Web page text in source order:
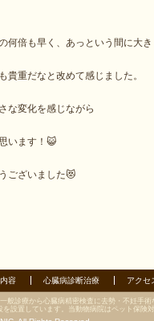
何倍も早く、あっという間に大
貴重だなと改めて感じました。
な変化を感じながら
います！😺
ございました😻
容 心臓病診断治療 アクセ
般診療から心臓病精密検査に去勢・不妊手
設置しています。当動物病院はペット保険